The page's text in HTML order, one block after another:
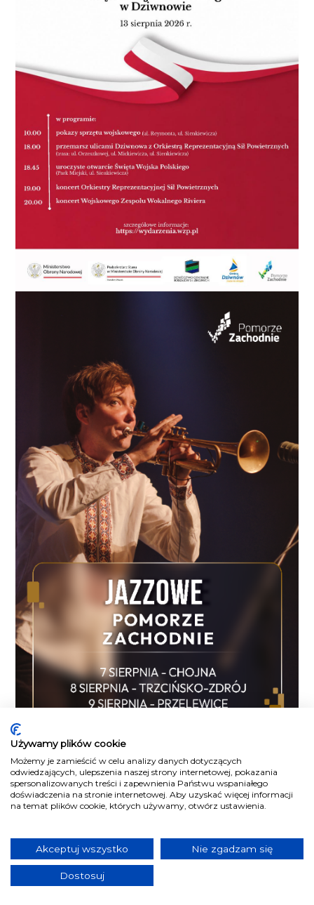
Używamy plików cookie
Możemy je zamieścić w celu analizy danych dotyczących
odwiedzających, ulepszenia naszej strony internetowej, pokazania
spersonalizowanych treści i zapewnienia Państwu wspaniałego
doświadczenia na stronie internetowej. Aby uzyskać więcej informacji
na temat plików cookie, których używamy, otwórz ustawienia.
Akceptuj wszystko Nie zgadzam się
Dostosuj